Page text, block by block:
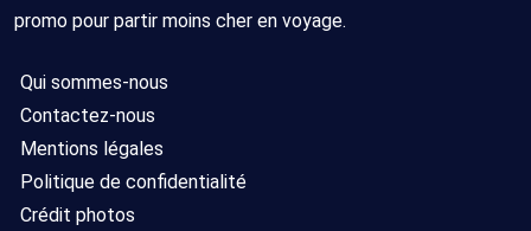
promo pour partir moins cher en voyage.
Qui sommes-nous
Contactez-nous
Mentions légales
Politique de confidentialité
Crédit photos